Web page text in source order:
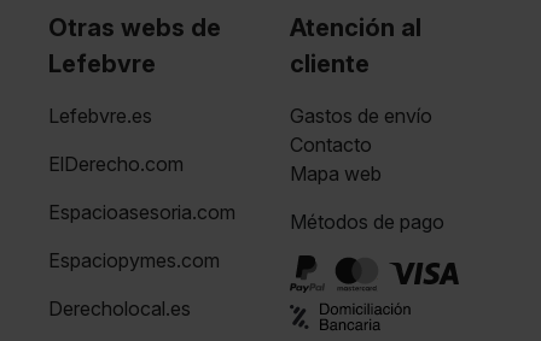
Otras webs de
Lefebvre
Lefebvre.es
ElDerecho.com
Espacioasesoria.com
Espaciopymes.com
Derecholocal.es
Atención al
cliente
Gastos de envío
Contacto
Mapa web
Métodos de pago